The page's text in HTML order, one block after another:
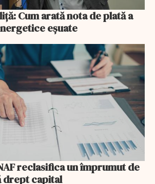
Cum arată nota de plată a
eșuate
reclasifica un împrumut de
drept capital